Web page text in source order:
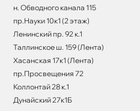
н. Обводного канала 115
пр.Науки 10к1 (2 этаж)
Ленинский пр. 92 к.1
Таллинское ш. 159 (Лента)
Хасанская 17к1 (Лента)
пр.Просвещения 72
Коллонтай 28 к.1
Дунайский 27к1Б